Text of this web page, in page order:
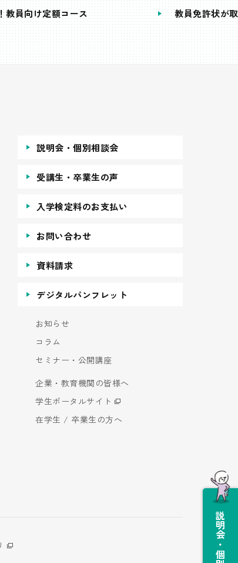
教員向け定額コース 教員免許状が
説明会・個別相談会
受講生・卒業生の声
入学検定料のお支払い
お問い合わせ
資料請求
デジタルパンフレット
お知らせ
コラム
セミナー・公開講座
企業・教育機関の皆様へ
学生ポータルサイト
在学生 / 卒業生の方へ